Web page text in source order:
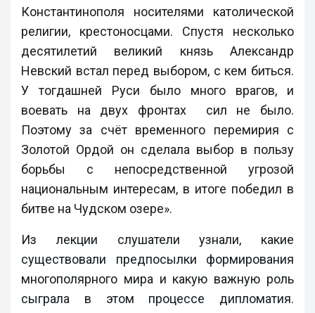
Константинополя носителями католической
религии, крестоносцами. Спустя несколько
десятилетий великий князь Александр
Невский встал перед выбором, с кем биться.
У тогдашней Руси было много врагов, и
воевать на двух фронтах сил не было.
Поэтому за счёт временного перемирия с
Золотой Ордой он сделала выбор в пользу
борьбы с непосредственной угрозой
национальным интересам, в итоге победил в
битве на Чудском озере».
Из лекции слушатели узнали, какие
существовали предпосылки формирования
многополярного мира и какую важную роль
сыграла в этом процессе дипломатия.